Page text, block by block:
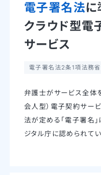
電子署名法に
クラウド型電
サービス
電子署名法2条1項法務
弁護士がサービス全体
会人型）電子契約サー
法が定める「電子署名
ジタル庁に認められてい